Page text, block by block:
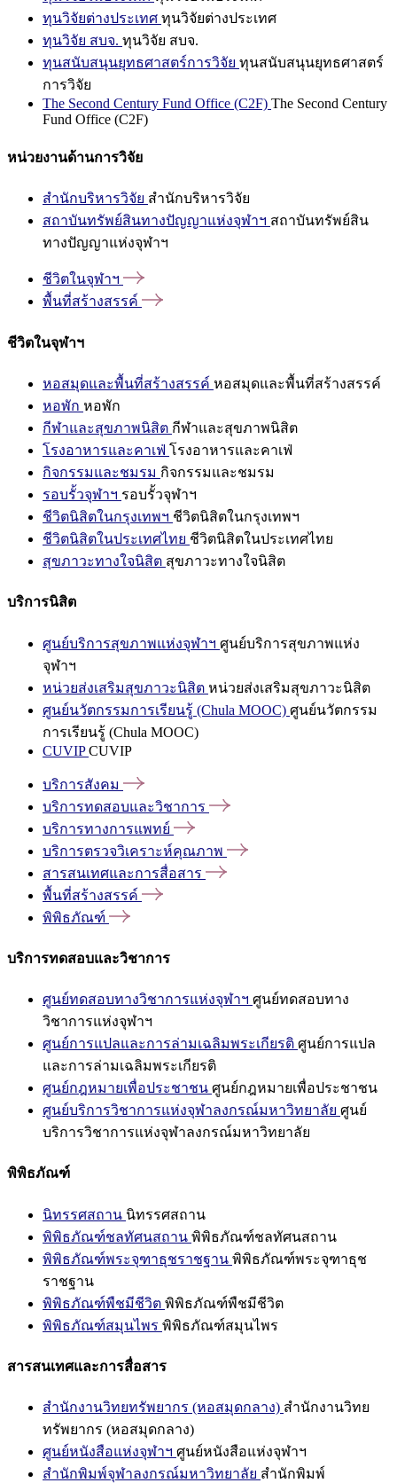
ทุนวิจัยต่างประเทศ ทุนวิจัยต่างประเทศ
ทุนวิจัย สบจ. ทุนวิจัย สบจ.
ทุนสนับสนุนยุทธศาสตร์การวิจัย ทุนสนับสนุนยุทธศาสตร์
การวิจัย
The Second Century Fund Office (C2F) The Second Century
Fund Office (C2F)
หน่วยงานด้านการวิจัย
สำนักบริหารวิจัย สำนักบริหารวิจัย
สถาบันทรัพย์สินทางปัญญาแห่งจุฬาฯ สถาบันทรัพย์สิน
ทางปัญญาแห่งจุฬาฯ
ชีวิตในจุฬาฯ
พื้นที่สร้างสรรค์
ชีวิตในจุฬาฯ
หอสมุดและพื้นที่สร้างสรรค์ หอสมุดและพื้นที่สร้างสรรค์
หอพัก หอพัก
กีฬาและสุขภาพนิสิต กีฬาและสุขภาพนิสิต
โรงอาหารและคาเฟ่ โรงอาหารและคาเฟ่
กิจกรรมและชมรม กิจกรรมและชมรม
รอบรั้วจุฬาฯ รอบรั้วจุฬาฯ
ชีวิตนิสิตในกรุงเทพฯ ชีวิตนิสิตในกรุงเทพฯ
ชีวิตนิสิตในประเทศไทย ชีวิตนิสิตในประเทศไทย
สุขภาวะทางใจนิสิต สุขภาวะทางใจนิสิต
บริการนิสิต
ศูนย์บริการสุขภาพแห่งจุฬาฯ ศูนย์บริการสุขภาพแห่ง
จุฬาฯ
หน่วยส่งเสริมสุขภาวะนิสิต หน่วยส่งเสริมสุขภาวะนิสิต
ศูนย์นวัตกรรมการเรียนรู้ (Chula MOOC) ศูนย์นวัตกรรม
การเรียนรู้ (Chula MOOC)
CUVIPCUVIP
บริการสังคม
บริการทดสอบและวิชาการ
บริการทางการแพทย์
บริการตรวจวิเคราะห์คุณภาพ
สารสนเทศและการสื่อสาร
พื้นที่สร้างสรรค์
พิพิธภัณฑ์
บริการทดสอบและวิชาการ
ศูนย์ทดสอบทางวิชาการแห่งจุฬาฯ ศูนย์ทดสอบทาง
วิชาการแห่งจุฬาฯ
ศูนย์การแปลและการล่ามเฉลิมพระเกียรติ ศูนย์การแปล
และการล่ามเฉลิมพระเกียรติ
ศูนย์กฎหมายเพื่อประชาชน ศูนย์กฎหมายเพื่อประชาชน
ศูนย์บริการวิชาการแห่งจุฬาลงกรณ์มหาวิทยาลัย ศูนย์
บริการวิชาการแห่งจุฬาลงกรณ์มหาวิทยาลัย
พิพิธภัณฑ์
นิทรรศสถาน นิทรรศสถาน
พิพิธภัณฑ์ชลทัศนสถาน พิพิธภัณฑ์ชลทัศนสถาน
พิพิธภัณฑ์พระจุฑาธุชราชฐาน พิพิธภัณฑ์พระจุฑาธุช
ราชฐาน
พิพิธภัณฑ์พืชมีชีวิต พิพิธภัณฑ์พืชมีชีวิต
พิพิธภัณฑ์สมุนไพร พิพิธภัณฑ์สมุนไพร
สารสนเทศและการสื่อสาร
สำนักงานวิทยทรัพยากร (หอสมุดกลาง) สำนักงานวิทย
ทรัพยากร (หอสมุดกลาง)
ศูนย์หนังสือแห่งจุฬาฯ ศูนย์หนังสือแห่งจุฬาฯ
สำนักพิมพ์จุฬาลงกรณ์มหาวิทยาลัย สำนักพิมพ์